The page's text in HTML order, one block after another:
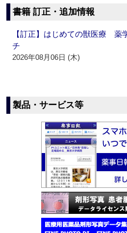
書籍 訂正・追加情報
【訂正】はじめての獣医療 薬
チ
2026年08月06日 (木)
製品・サービス等